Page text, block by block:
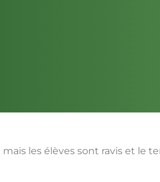
les élèves sont ravis et